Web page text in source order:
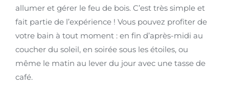
allumer et gérer le feu de bois. C’est très simple et
fait partie de l’expérience ! Vous pouvez profiter de
votre bain à tout moment : en fin d’après-midi au
coucher du soleil, en soirée sous les étoiles, ou
même le matin au lever du jour avec une tasse de
café.